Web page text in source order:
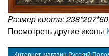
Размер киота:
Посмотреть другие иконы